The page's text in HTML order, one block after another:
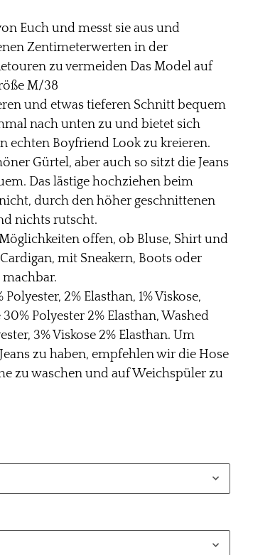
Euch und messt sie aus und
Zentimeterwerten in der
zu vermeiden Das Model auf
M/38
und etwas tieferen Schnitt bequem
nach unten zu und bietet sich
echten Boyfriend Look zu kreieren.
Gürtel, aber auch so sitzt die Jeans
Das lästige hochziehen beim
durch den höher geschnittenen
nichts rutscht.
offen, ob Bluse, Shirt und
mit Sneakern, Boots oder
2% Elasthan, 1% Viskose,
Polyester 2% Elasthan, Washed
3% Viskose 2% Elasthan. Um
zu haben, empfehlen wir die Hose
zu waschen und auf Weichspüler zu